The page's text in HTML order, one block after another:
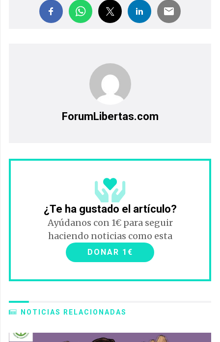
ForumLibertas.com
¿Te ha gustado el artículo?
Ayúdanos con 1€ para seguir
haciendo noticias como esta
DONAR 1€
NOTICIAS RELACIONADAS